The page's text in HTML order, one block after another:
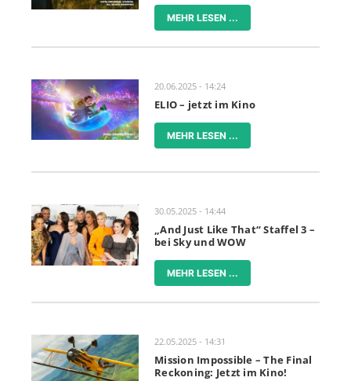
MEHR LESEN ...
20.06.2025 - 14:24
ELIO – jetzt im Kino
MEHR LESEN ...
30.05.2025 - 14:44
„And Just Like That“ Staffel 3 –
bei Sky und WOW
MEHR LESEN ...
22.05.2025 - 14:31
Mission Impossible – The Final
Reckoning: Jetzt im Kino!